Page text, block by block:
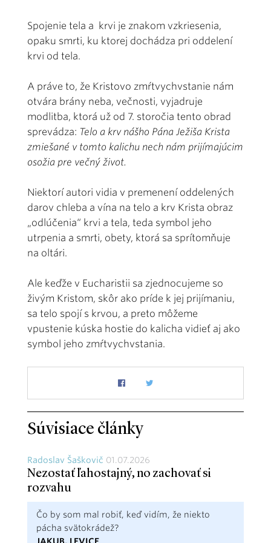
Spojenie tela a krvi je znakom vzkriesenia,
opaku smrti, ku ktorej dochádza pri oddelení
krvi od tela.
A práve to, že Kristovo zmŕtvychvstanie nám
otvára brány neba, večnosti, vyjadruje
modlitba, ktorá už od 7. storočia tento obrad
sprevádza: Telo a krv nášho Pána Ježiša Krista
zmiešané v tomto kalichu nech nám prijímajúcim
osožia pre večný život.
Niektorí autori vidia v premenení oddelených
darov chleba a vína na telo a krv Krista obraz
„odlúčenia“ krvi a tela, teda symbol jeho
utrpenia a smrti, obety, ktorá sa sprítomňuje
na oltári.
Ale keďže v Eucharistii sa zjednocujeme so
živým Kristom, skôr ako príde k jej prijímaniu,
sa telo spojí s krvou, a preto môžeme
vpustenie kúska hostie do kalicha vidieť aj ako
symbol jeho zmŕtvychvstania.
Súvisiace články
Radoslav Šaškovič 01.07.2026
Nezostať ľahostajný, no zachovať si
rozvahu
Čo by som mal robiť, keď vidím, že niekto
pácha svätokrádež?